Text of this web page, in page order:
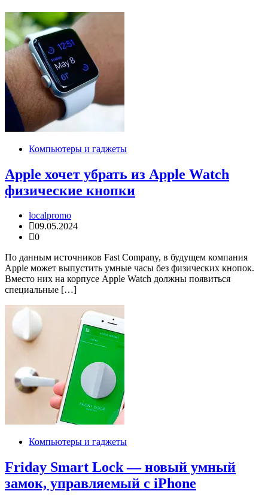
Компьютеры и гаджеты
Apple хочет убрать из Apple Watch
физические кнопки
localpromo
09.05.2024
0
По данным источников Fast Company, в будущем компания
Apple может выпустить умные часы без физических кнопок.
Вместо них на корпусе Apple Watch должны появиться
специальные […]
Компьютеры и гаджеты
Friday Smart Lock — новый умный
замок, управляемый с iPhone